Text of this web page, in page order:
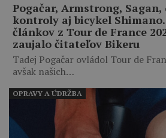
Pogačar, Armstrong, Sagan,
kontroly aj bicykel
článkov z Tour de France
zaujalo čitateľov Bikeru
Tadej Pogačar ovládol Tour de
avšak našich…
OPRAVY A ÚDRŽBA